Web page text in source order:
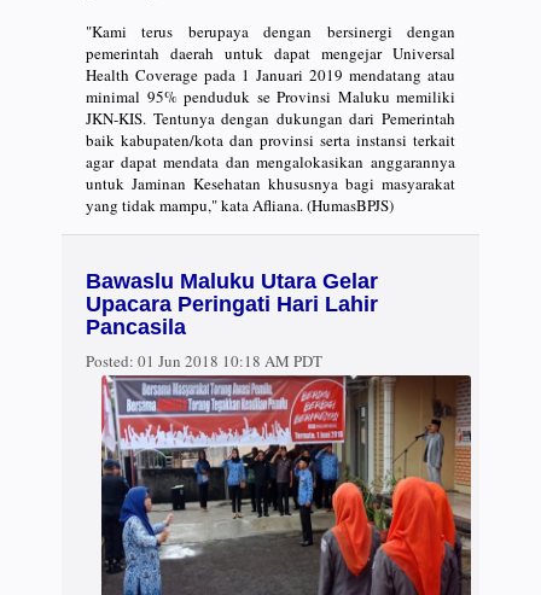
"Kami terus berupaya dengan bersinergi dengan
pemerintah daerah untuk dapat mengejar Universal
Health Coverage pada 1 Januari 2019 mendatang atau
minimal 95% penduduk se Provinsi Maluku memiliki
JKN-KIS. Tentunya dengan dukungan dari Pemerintah
baik kabupaten/kota dan provinsi serta instansi terkait
agar dapat mendata dan mengalokasikan anggarannya
untuk Jaminan Kesehatan khususnya bagi masyarakat
yang tidak mampu," kata Afliana. (HumasBPJS)
Bawaslu Maluku Utara Gelar
Upacara Peringati Hari Lahir
Pancasila
Posted: 01 Jun 2018 10:18 AM PDT